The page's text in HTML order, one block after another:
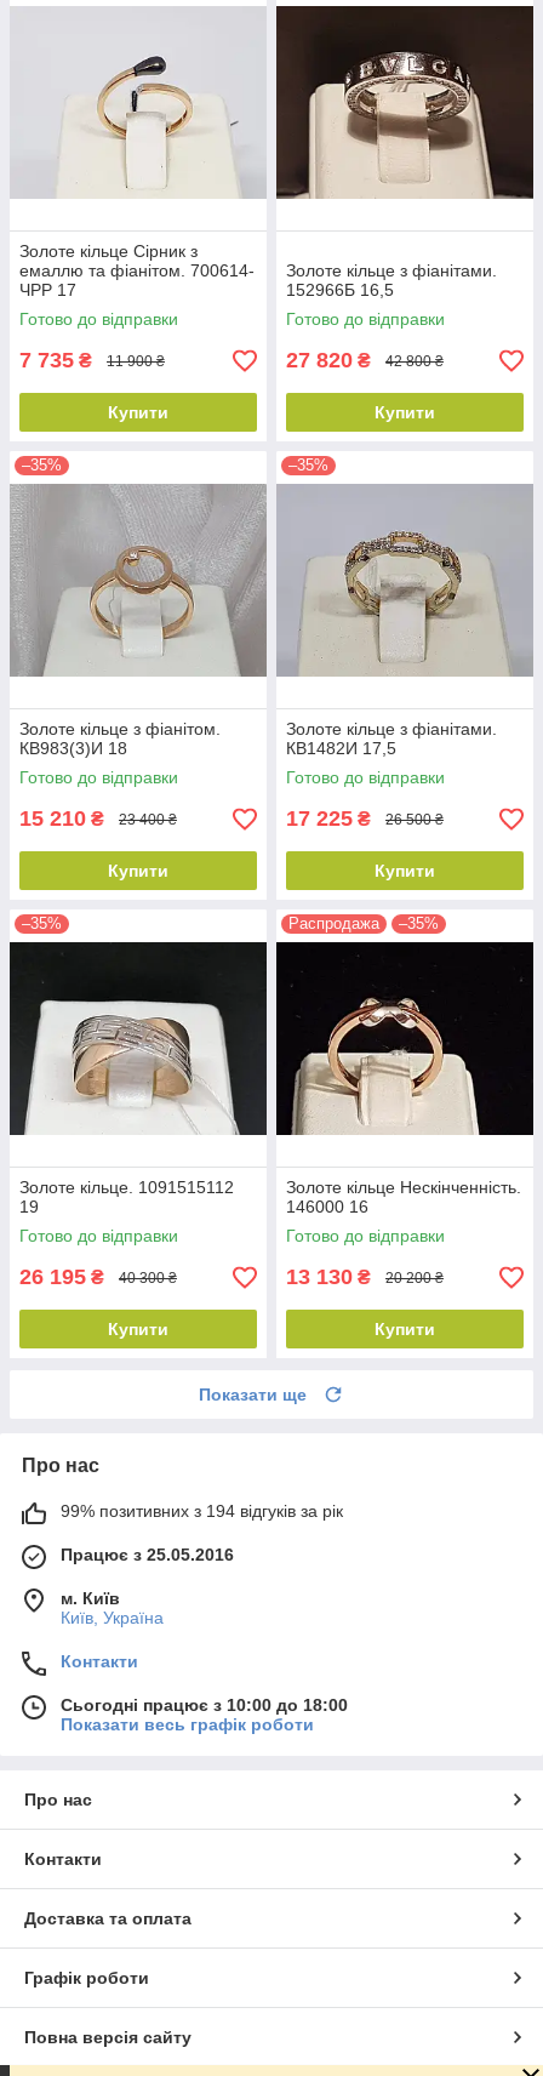
Золоте кільце Сірник з
емаллю та фіанітом. 700614-
ЧРР 17
Готово до відправки
7 735 ₴ 11 900 ₴
Купити
Золоте кільце з фіанітами.
152966Б 16,5
Готово до відправки
27 820 ₴ 42 800 ₴
Купити
–35%
Золоте кільце з фіанітом.
КВ983(3)И 18
Готово до відправки
15 210 ₴ 23 400 ₴
Купити
–35%
Золоте кільце з фіанітами.
КВ1482И 17,5
Готово до відправки
17 225 ₴ 26 500 ₴
Купити
–35%
Золоте кільце. 1091515112
19
Готово до відправки
26 195 ₴ 40 300 ₴
Купити
Распродажа –35%
Золоте кільце Нескінченність.
146000 16
Готово до відправки
13 130 ₴ 20 200 ₴
Купити
Показати ще
Про нас
99% позитивних з 194 відгуків за рік
Працює з 25.05.2016
м. Київ
Київ, Україна
Контакти
Сьогодні працює з 10:00 до 18:00
Показати весь графік роботи
Про нас
Контакти
Доставка та оплата
Графік роботи
Повна версія сайту